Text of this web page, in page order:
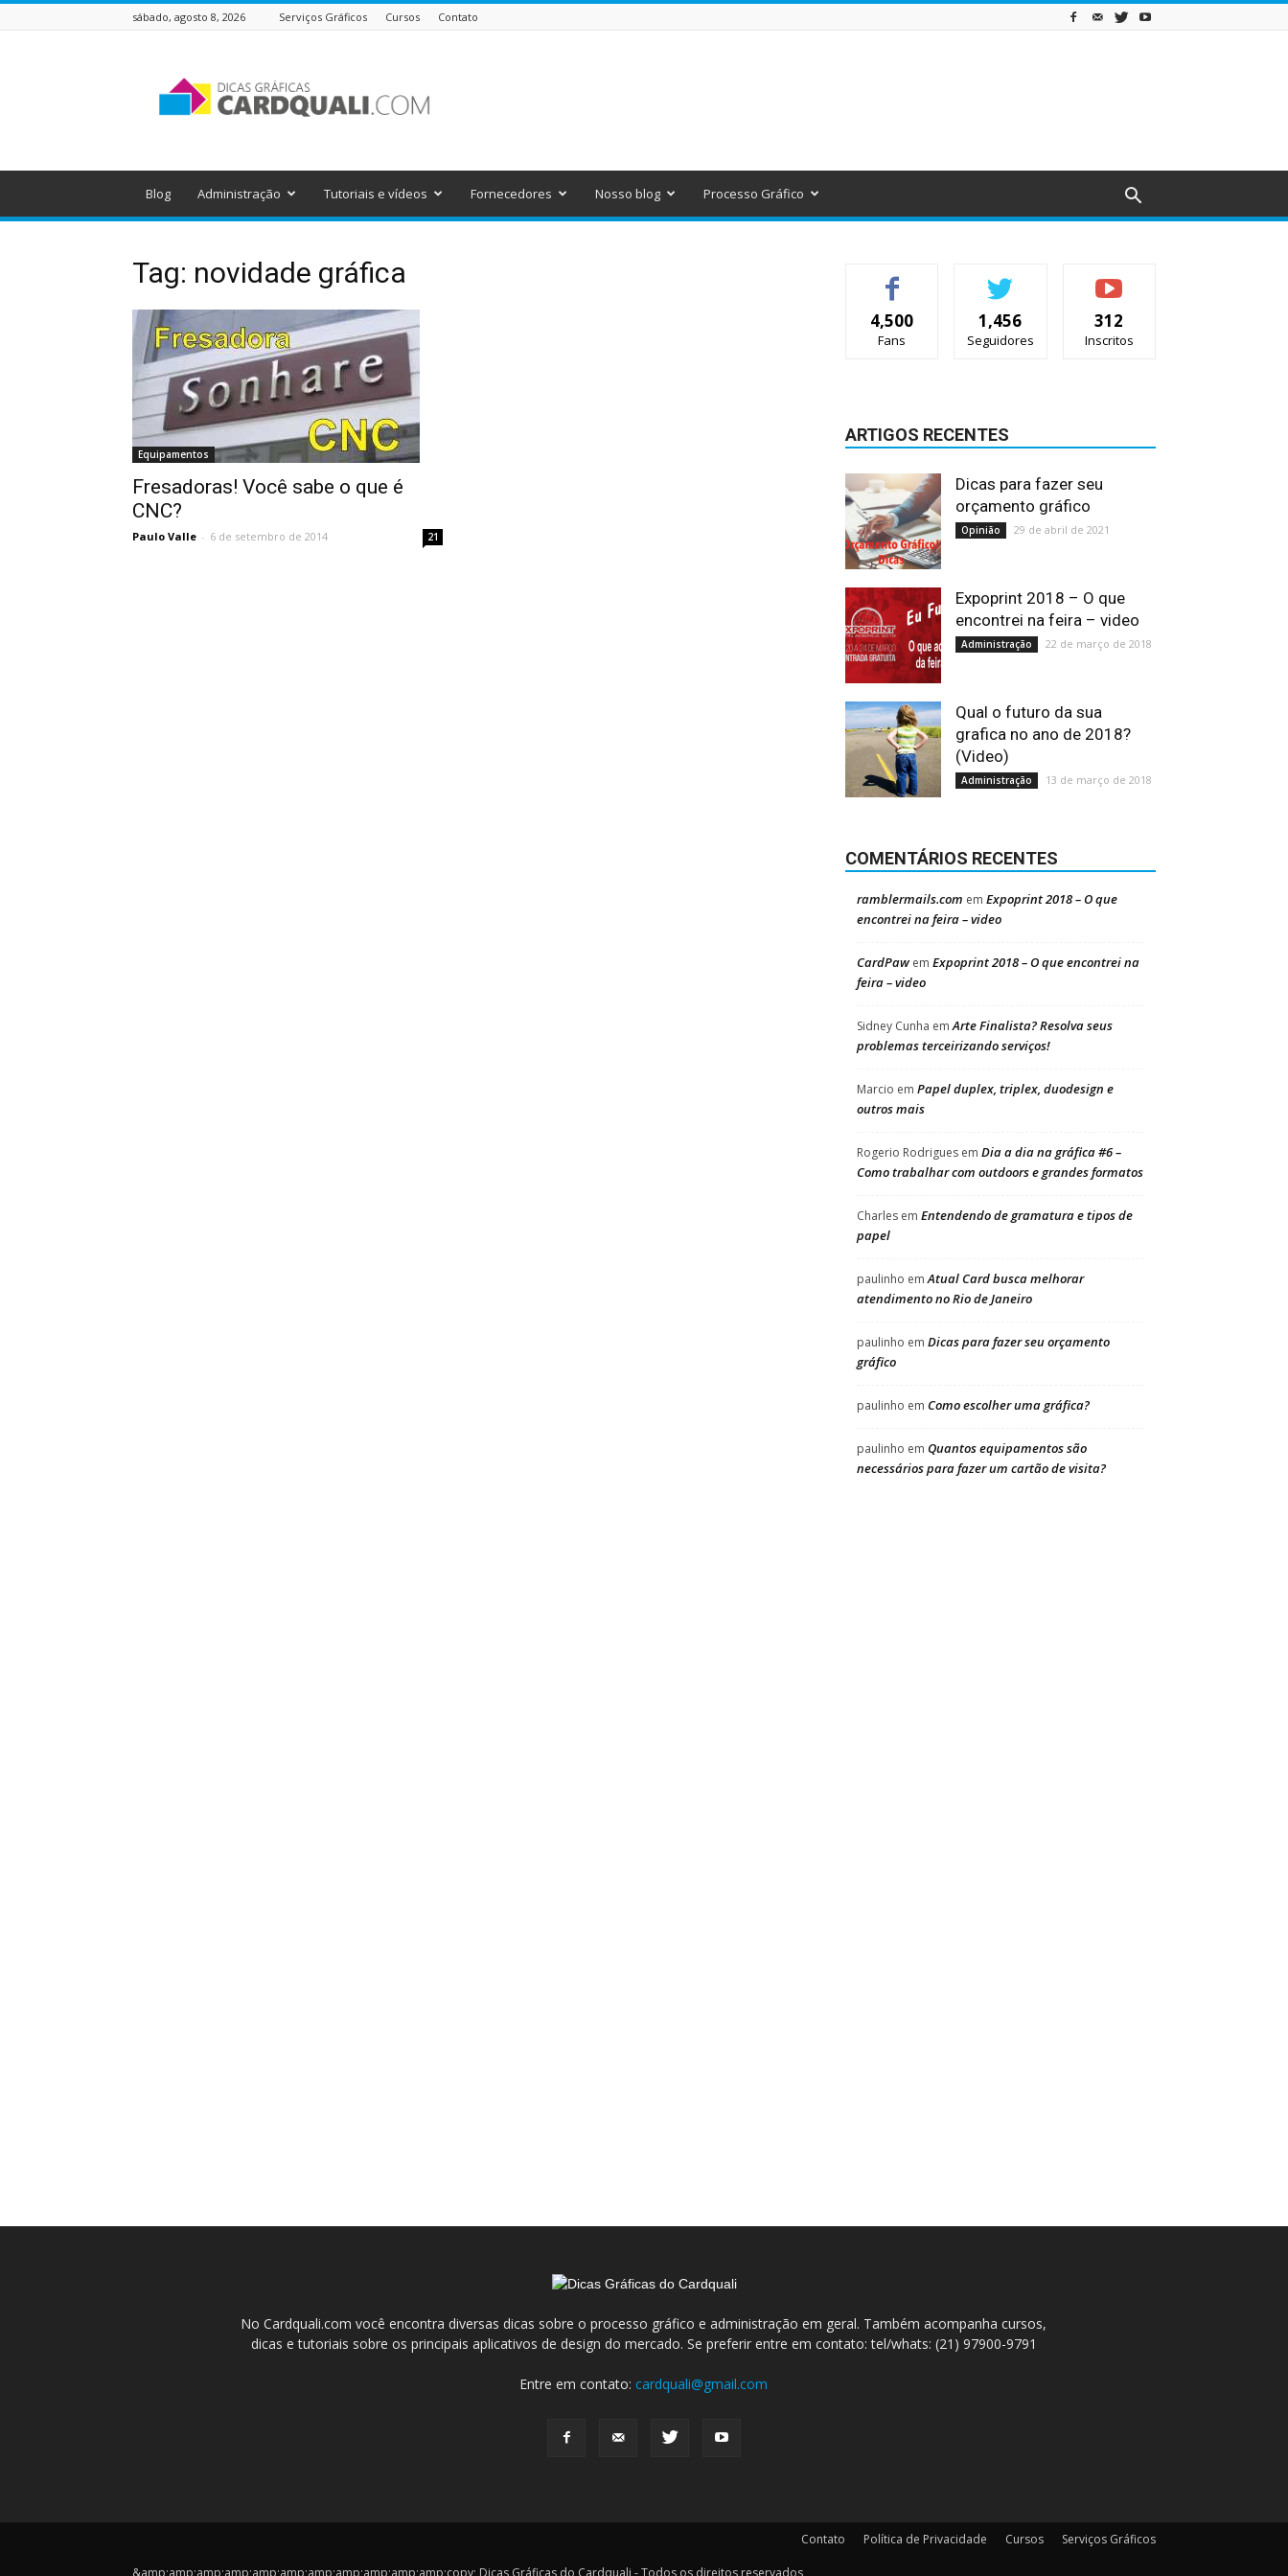
sábado, agosto 8, 2026 Serviços Gráficos Cursos Contato
Gráficas
do
Blog Administração Tutoriais e vídeos Fornecedores Nosso blog Processo Gráfico
Tag: novidade gráfica
Equipamentos
Fresadoras! Você sabe o que é
CNC?
Paulo Valle - 6 de setembro de 2014 21
4,500
Fans
1,456
Seguidores
312
Inscritos
ARTIGOS RECENTES
Dicas para fazer seu
orçamento gráfico
Opinião 29 de abril de 2021
Expoprint 2018 – O que
encontrei na feira – video
Administração 22 de março de 2018
Qual o futuro da sua
grafica no ano de 2018?
(Video)
Administração 13 de março de 2018
COMENTÁRIOS RECENTES
ramblermails.com em Expoprint 2018 – O que
encontrei na feira – video
CardPawem Expoprint 2018 – O que encontrei na
feira – video
Sidney Cunha emArte Finalista? Resolva seus
problemas terceirizando serviços!
Marcio em Papel duplex, triplex, duodesign e
outros mais
Rogerio Rodrigues em Dia a dia na gráfica #6 –
Como trabalhar com outdoors e grandes formatos
Charles em Entendendo de gramatura e tipos de
papel
paulinho emAtual Card busca melhorar
atendimento no Rio de Janeiro
paulinho em Dicas para fazer seu orçamento
gráfico
paulinho em Como escolher uma gráfica?
paulinho em Quantos equipamentos são
necessários para fazer um cartão de visita?
No Cardquali.com você encontra diversas dicas sobre o processo gráfico e administração em geral. Também acompanha cursos,
dicas e tutoriais sobre os principais aplicativos de design do mercado. Se preferir entre em contato: tel/whats: (21) 97900-9791
Entre em contato:cardquali@gmail.com
Contato Política de Privacidade Cursos Serviços Gráficos
&amp;amp;amp;amp;amp;amp;amp;amp;amp;amp;amp;copy; Dicas Gráficas do Cardquali - Todos os direitos reservados